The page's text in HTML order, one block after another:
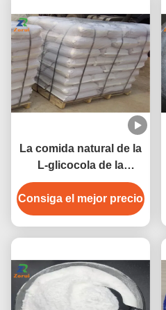
La comida natural de la
L-glicocola de la
glicocola de los
reforzadores de la
nutrición complementa
Consiga el mejor precio